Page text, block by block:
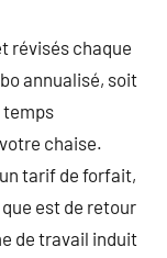
révisés chaque
annualisé, soit
temps
chaise.
tarif de forfait,
que est de retour
de travail induit